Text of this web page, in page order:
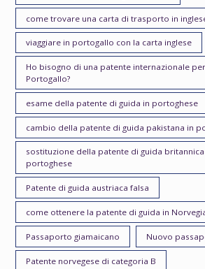
come trovare una carta di trasporto in
viaggiare in portogallo con la carta inglese
Ho bisogno di una patente internazionale
Portogallo?
esame della patente di guida in portoghese
cambio della patente di guida pakistana in
sostituzione della patente di guida
portoghese
Patente di guida austriaca falsa
come ottenere la patente di guida in
Passaporto giamaicano Nuovo
Patente norvegese di categoria B